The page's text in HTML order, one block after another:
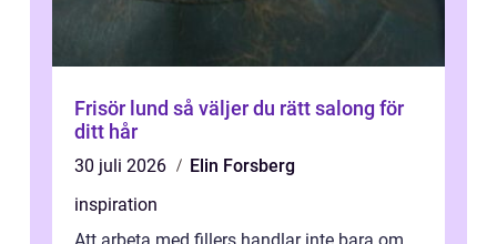
Frisör lund så väljer du rätt salong för
ditt hår
30 juli 2026
Elin Forsberg
inspiration